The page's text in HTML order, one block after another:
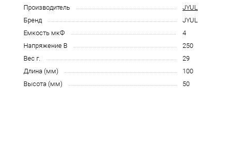
Производитель
JYUL
Бренд
JYUL
Емкость мкФ
4
Напряжение В
250
Вес г.
29
Длина (мм)
100
Высота (мм)
50